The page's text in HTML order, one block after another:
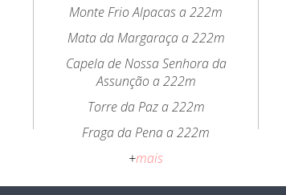
Monte Frio Alpacas a 222m
Mata da Margaraça a 222m
Capela de Nossa Senhora da
Assunção a 222m
Torre da Paz a 222m
Fraga da Pena a 222m
+mais